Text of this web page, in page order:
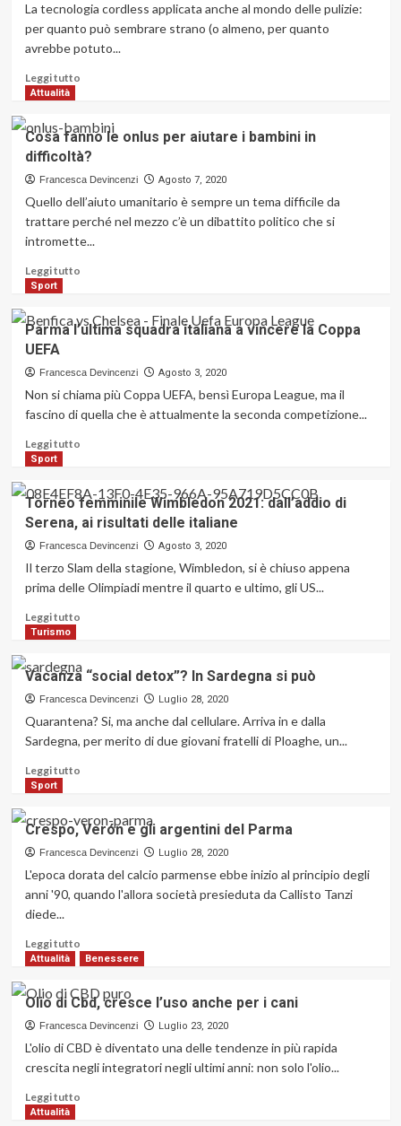
raccomandazioni
degli
esperti
La tecnologia cordless applicata anche al mondo delle pulizie:
per quanto può sembrare strano (o almeno, per quanto
avrebbe potuto...
Leggi tuttoLeggi
su
Aspirapolvere
senza
fili:
tecnologia
per
le
Attualità
Cosa fanno le onlus per aiutare i bambini in
difficoltà?
Francesca Devincenzi Agosto 7, 2020
Quello dell’aiuto umanitario è sempre un tema difficile da
trattare perché nel mezzo c’è un dibattito politico che si
intromette...
Leggi tuttoLeggi
su
Cosa
le
aiutare
difficoltà?
Sport
Parma l’ultima squadra italiana a vincere la Coppa
UEFA
Francesca Devincenzi Agosto 3, 2020
Non si chiama più Coppa UEFA, bensì Europa League, ma il
fascino di quella che è attualmente la seconda competizione...
Leggi tuttoLeggi
su
Parma
l’ultima
squadra
italiana
vincere
Sport
Torneo femminile Wimbledon 2021: dall’addio di
Serena, ai risultati delle italiane
Francesca Devincenzi Agosto 3, 2020
Il terzo Slam della stagione, Wimbledon, si è chiuso appena
prima delle Olimpiadi mentre il quarto e ultimo, gli US...
Leggi tuttoLeggi
su
Torneo
femminile
Wimbledon
dall’addio
di
risultati
delle
italiane
Turismo
Vacanza “social detox”? In Sardegna si può
Francesca Devincenzi Luglio 28, 2020
Quarantena? Si, ma anche dal cellulare. Arriva in e dalla
Sardegna, per merito di due giovani fratelli di Ploaghe, un...
Leggi tuttoLeggi
su
Vacanza
“social
detox”?
Sardegna
Sport
Crespo, Verón e gli argentini del Parma
Francesca Devincenzi Luglio 28, 2020
L'epoca dorata del calcio parmense ebbe inizio al principio degli
anni '90, quando l'allora società presieduta da Callisto Tanzi
diede...
Leggi tuttoLeggi
di
su
Crespo,
Verón
e
argentini
del
Attualità Benessere
Olio di Cbd, cresce l’uso anche per i cani
Francesca Devincenzi Luglio 23, 2020
L'olio di CBD è diventato una delle tendenze in più rapida
crescita negli integratori negli ultimi anni: non solo l'olio...
Leggi tuttoLeggi
Attualità